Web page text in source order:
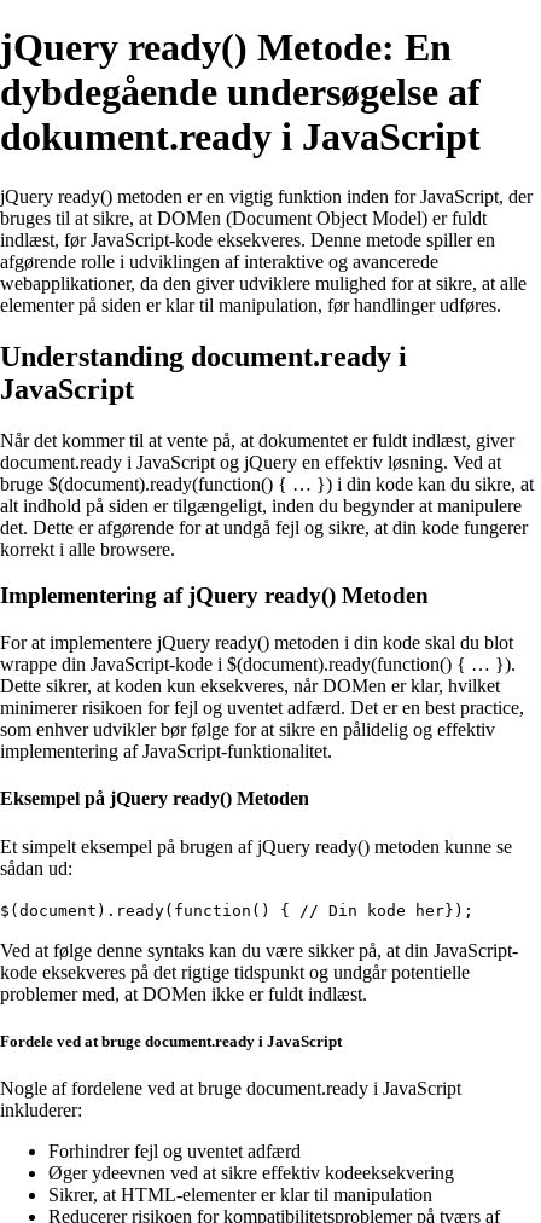
jQuery ready() Metode: En
dybdegående undersøgelse af
dokument.ready i JavaScript
jQuery ready() metoden er en vigtig funktion inden for JavaScript, der
bruges til at sikre, at DOMen (Document Object Model) er fuldt
indlæst, før JavaScript-kode eksekveres. Denne metode spiller en
afgørende rolle i udviklingen af interaktive og avancerede
webapplikationer, da den giver udviklere mulighed for at sikre, at alle
elementer på siden er klar til manipulation, før handlinger udføres.
Understanding document.ready i
JavaScript
Når det kommer til at vente på, at dokumentet er fuldt indlæst, giver
document.ready i JavaScript og jQuery en effektiv løsning. Ved at
bruge $(document).ready(function() { … }) i din kode kan du sikre, at
alt indhold på siden er tilgængeligt, inden du begynder at manipulere
det. Dette er afgørende for at undgå fejl og sikre, at din kode fungerer
korrekt i alle browsere.
Implementering af jQuery ready() Metoden
For at implementere jQuery ready() metoden i din kode skal du blot
wrappe din JavaScript-kode i $(document).ready(function() { … }).
Dette sikrer, at koden kun eksekveres, når DOMen er klar, hvilket
minimerer risikoen for fejl og uventet adfærd. Det er en best practice,
som enhver udvikler bør følge for at sikre en pålidelig og effektiv
implementering af JavaScript-funktionalitet.
Eksempel på jQuery ready() Metoden
Et simpelt eksempel på brugen af jQuery ready() metoden kunne se
sådan ud:
$(document).ready(function() { // Din kode her});
Ved at følge denne syntaks kan du være sikker på, at din JavaScript-
kode eksekveres på det rigtige tidspunkt og undgår potentielle
problemer med, at DOMen ikke er fuldt indlæst.
Fordele ved at bruge document.ready i JavaScript
Nogle af fordelene ved at bruge document.ready i JavaScript
inkluderer:
Forhindrer fejl og uventet adfærd
Øger ydeevnen ved at sikre effektiv kodeeksekvering
Sikrer, at HTML-elementer er klar til manipulation
Reducerer risikoen for kompatibilitetsproblemer på tværs af